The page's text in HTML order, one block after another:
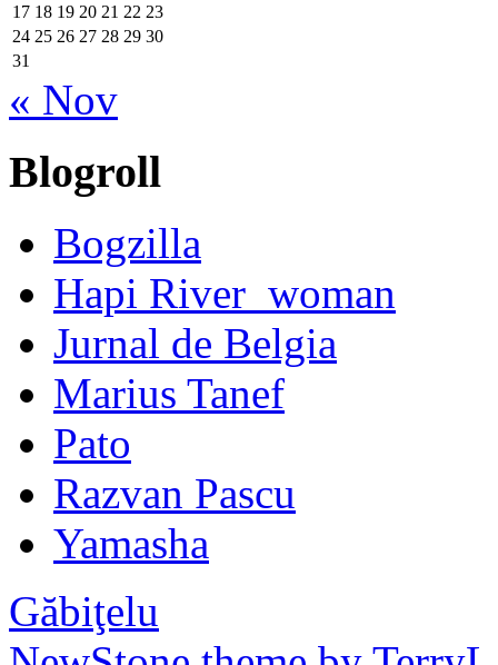
17 18 19 20 21 22 23
24 25 26 27 28 29 30
31
« Nov
Blogroll
Bogzilla
Hapi River_woman
Jurnal de Belgia
Marius Tanef
Pato
Razvan Pascu
Yamasha
Găbiţelu